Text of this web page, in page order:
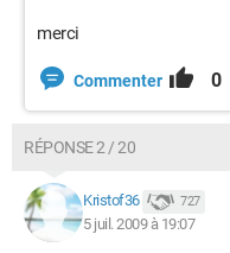
merci
Commenter 0
RÉPONSE 2 / 20
Kristof36 727
5 juil. 2009 à 19:07